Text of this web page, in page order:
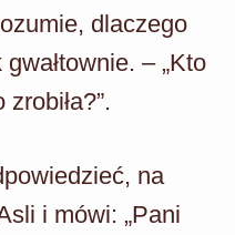
dlaczego
– „Kto
na
i mówi: „Pani